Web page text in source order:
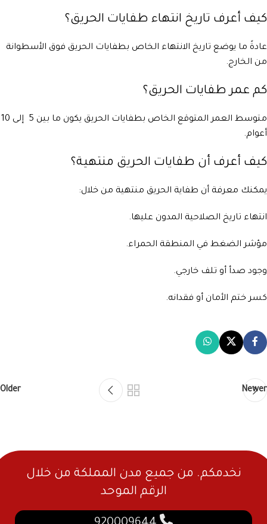
كيف أعرف تاريخ انتهاء طفايات الحريق؟
عادةً ما يوضع تاريخ الانتهاء الخاص بطفايات الحريق فوق الأسطوانة
من الخارج.
كم عمر طفايات الحريق؟
متوسط العمر المتوقع الخاص بطفايات الحريق يكون ما بين 5 إلى 10
أعوام.
كيف أعرف أن طفايات الحريق منتهية؟
يمكنك معرفة أن طفاية الحريق منتهية من خلال:
انتهاء تاريخ الصلاحية المدون عليها.
مؤشر الضغط في المنطقة الحمراء.
وجود صدأ أو تلف خارجي.
كسر ختم الأمان أو فقدانه.
Newer
Older
نخدمكم. من جميع مدن المملكة من خلال
الرقم الموحد